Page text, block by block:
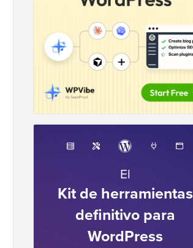
El
Kit de herramientas
definitivo para
WordPress